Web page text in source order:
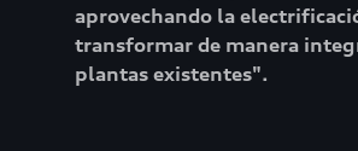
aprovechando la
transformar de manera
plantas existentes".